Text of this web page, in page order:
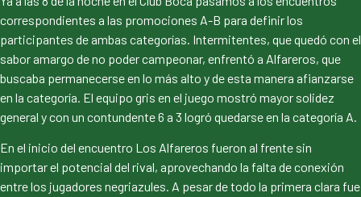
correspondientes a las promociones A-B para definir los
participantes de ambas categorías. Intermitentes, que quedó con el
sabor amargo de no poder campeonar, enfrentó a Alfareros, que
buscaba permanecerse en lo más alto y de esta manera afianzarse
en la categoría. El equipo gris en el juego mostró mayor solidez
general y con un contundente 6 a 3 logró quedarse en la categoría A.
En el inicio del encuentro Los Alfareros fueron al frente sin
importar el potencial del rival, aprovechando la falta de conexión
entre los jugadores negriazules. A pesar de todo la primera clara fue